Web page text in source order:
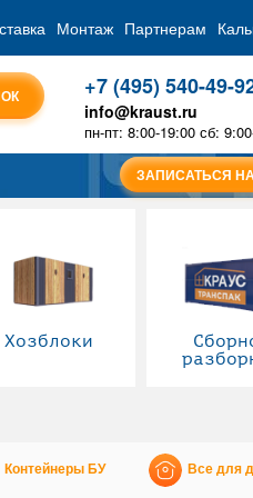
Монтаж Партнерам
+7 (495) 540-49-
info@kraust.ru
пн-пт: 8:00-19:00 сб:
ЗАПИСАТЬСЯ
Хозблоки
Контейнеры БУ Все для